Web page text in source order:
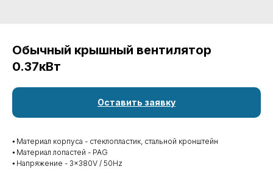
Обычный крышный вентилятор
0.37кВт
Оставить заявку
⦁ Материал корпуса - стеклопластик, стальной кронштейн
⦁ Материал лопастей - PAG
⦁ Напряжение - 3×380V / 50Hz